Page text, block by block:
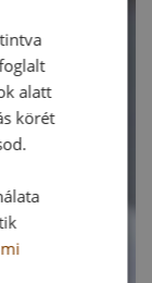
alatt
körét